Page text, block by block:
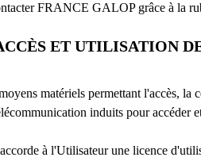
FRANCE GALOP grâce à la
ET UTILISATION
matériels permettant l'accès,
induits pour accéder
à l'Utilisateur une licence